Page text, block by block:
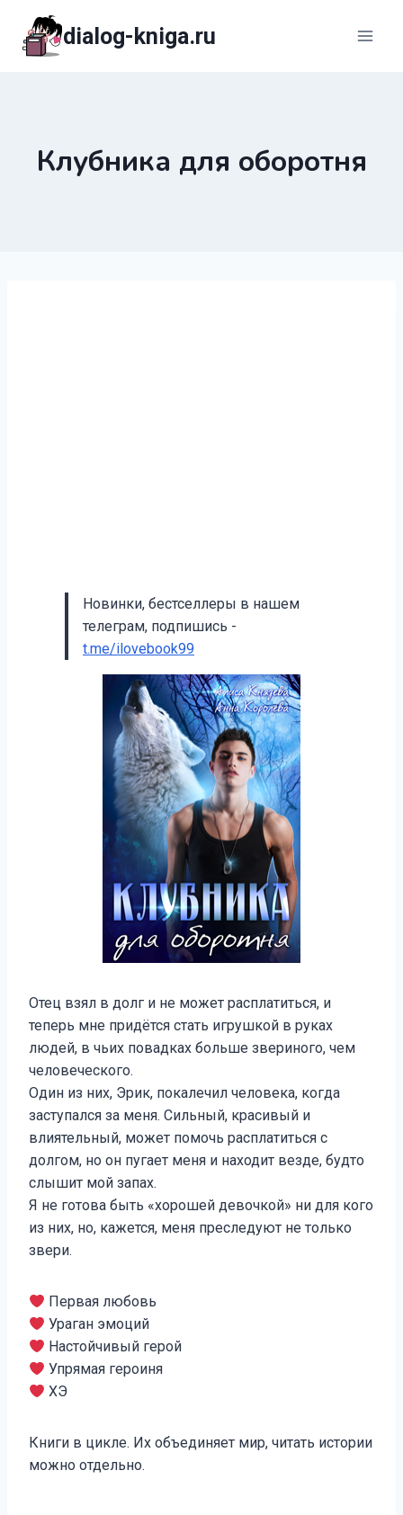
содержимому
dialog-kniga.ru
Клубника для оборотня
Новинки, бестселлеры в нашем
телеграм, подпишись -
t.me/ilovebook99
Отец взял в долг и не может расплатиться, и
теперь мне придётся стать игрушкой в руках
людей, в чьих повадках больше звериного, чем
человеческого.
Один из них, Эрик, покалечил человека, когда
заступался за меня. Сильный, красивый и
влиятельный, может помочь расплатиться с
долгом, но он пугает меня и находит везде, будто
слышит мой запах.
Я не готова быть «хорошей девочкой» ни для кого
из них, но, кажется, меня преследуют не только
звери.
Первая любовь
Ураган эмоций
Настойчивый герой
Упрямая героиня
ХЭ
Книги в цикле. Их объединяет мир, читать истории
можно отдельно.